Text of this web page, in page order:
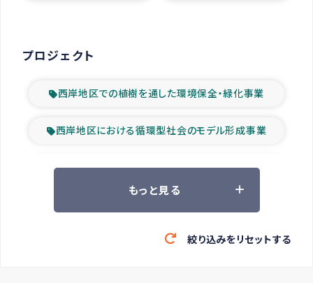
プロジェクト
西岸地区での植樹を通した環境保全・緑化事業
西岸地区における循環型社会のモデル形成事業
ツアー参加者の声
緊急救援の時代
もっと見る
絞り込みをリセットする